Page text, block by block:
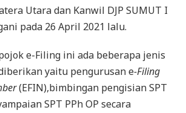
Utara dan Kanwil DJP SUMUT I
pada 26 April 2021 lalu.
e-Filing ini ada beberapa jenis
yaitu pengurusan e-Filing
(EFIN),bimbingan pengisian SPT
SPT PPh OP secara